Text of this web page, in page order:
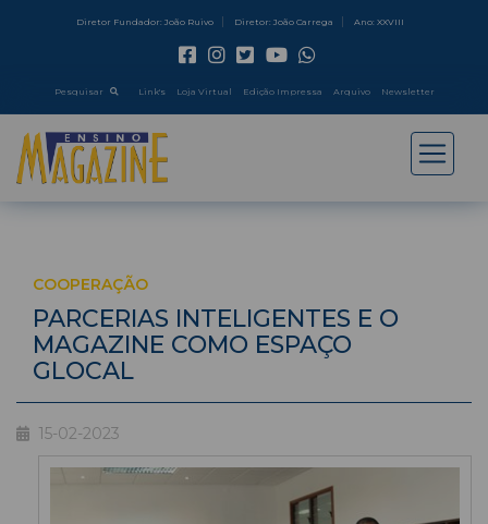
Diretor Fundador: João Ruivo Diretor: João Carrega Ano: XXVIII
Pesquisar Link's Loja Virtual Edição Impressa Arquivo Newsletter
COOPERAÇÃO
PARCERIAS INTELIGENTES E O
MAGAZINE COMO ESPAÇO
GLOCAL
15-02-2023